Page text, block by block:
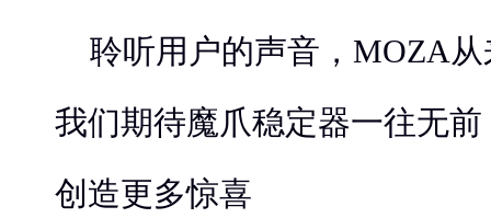
聆听用户的声音，MOZA
我们期待魔爪稳定器一往无
创造更多惊喜